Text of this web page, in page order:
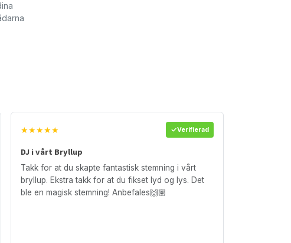
★★★★★ Verifierad
DJ i vårt Bryllup
Takk for at du skapte fantastisk stemning i vårt
bryllup. Ekstra takk for at du fikset lyd og lys. Det
ble en magisk stemning! Anbefales🙌🏽